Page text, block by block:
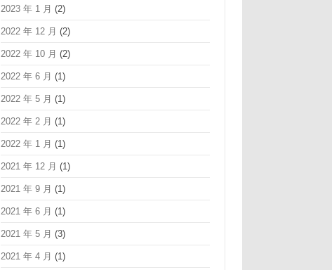
2023 年 1 月 (2)
2022 年 12 月 (2)
2022 年 10 月 (2)
2022 年 6 月 (1)
2022 年 5 月 (1)
2022 年 2 月 (1)
2022 年 1 月 (1)
2021 年 12 月 (1)
2021 年 9 月 (1)
2021 年 6 月 (1)
2021 年 5 月 (3)
2021 年 4 月 (1)